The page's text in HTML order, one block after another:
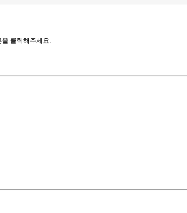
클릭해주세요.